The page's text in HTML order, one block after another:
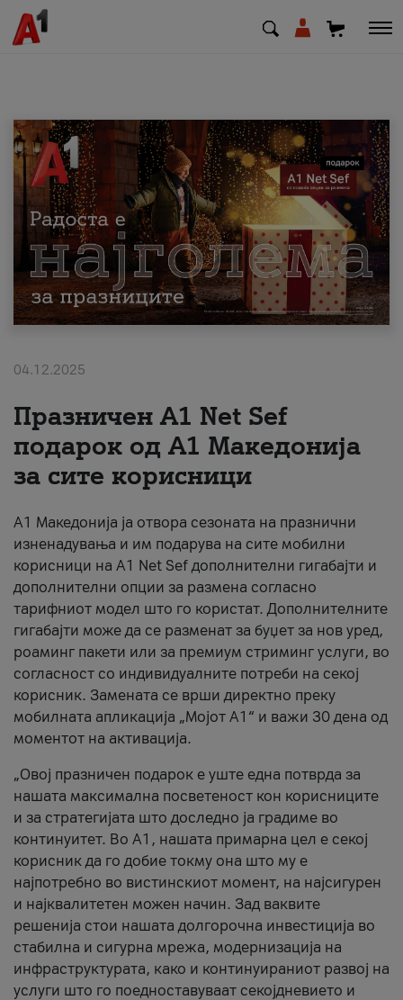
МК EN SQ
Приватни Деловни
Поддршка
Надополни кредит
За нас
#ПодобарОнлајн
04.12.2025
Празничен A1 Net Sеf
подарок од А1 Македонија
за сите корисници
А1 Македонија ја отвора сезоната на празнични
изненадувања и им подарува на сите мобилни
корисници на A1 Net Sef дополнителни гигабајти и
дополнителни опции за размена согласно
тарифниот модел што го користат. Дополнителните
гигабајти може да се разменат за буџет за нов уред,
роаминг пакети или за премиум стриминг услуги, во
согласност со индивидуалните потреби на секој
корисник. Замената се врши директно преку
мобилната апликација „Мојот А1“ и важи 30 дена од
моментот на активација.
„Овој празничен подарок е уште една потврда за
нашата максимална посветеност кон корисниците
и за стратегијата што доследно ја градиме во
континуитет. Во А1, нашата примарна цел е секој
корисник да го добие токму она што му е
најпотребно во вистинскиот момент, на најсигурен
и најквалитетен можен начин. Зад ваквите
решенија стои нашата долгорочна инвестиција во
стабилна и сигурна мрежа, модернизација на
инфраструктурата, како и континуираниот развој на
услуги што го поедноставуваат секојдневието и